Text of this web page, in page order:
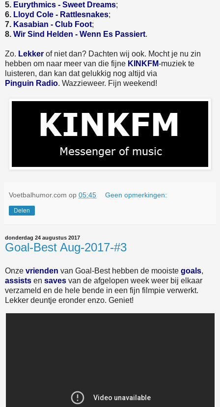
5. Eurythmics - Sweet Dreams;
6. Lloyd Cole - Rattlesnakes;
7. Kasabian - Club Foot;
8. Wir Sind Helden - Wenn Es Passiert.
Zo. Lekker of niet dan? Dachten wij ook. Mocht je nu zin
hebben om naar meer van die fijne KINKFM-muziek te
luisteren, dan kan dat gelukkig nog altijd via
Pinguin Radio. Wazzieweer. Fijn weekend!
Voetbalhumor.com op 05:45 Geen opmerkingen:
Delen
donderdag 24 augustus 2017
Goal-Best Aug-2017-#3
Onze vrienden van Goal-Best hebben de mooiste goals,
assists en saves van de afgelopen week weer bij elkaar
verzameld en de hele bende in een fijn filmpie verwerkt.
Lekker deuntje eronder enzo. Geniet!